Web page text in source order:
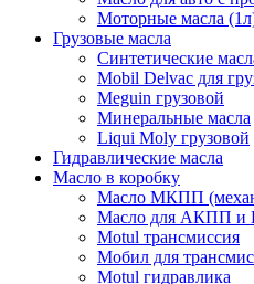
Моторные масла
Грузовые масла
Синтетические
Mobil Delvac для
Meguin грузовой
Минеральные масла
Liqui Moly грузовой
Гидравлические масла
Масло в коробку
Масло МКПП
Масло для АКПП и
Motul трансмиссия
Мобил для
Motul гидравлика